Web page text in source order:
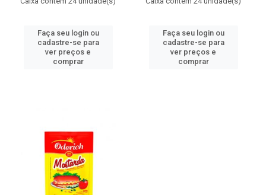
Faça seu login ou
cadastre-se para
ver preços e
comprar
Faça seu login ou
cadastre-se para
ver preços e
comprar